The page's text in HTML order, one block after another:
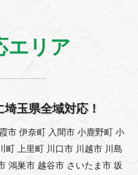
エリア
玉県全域対応！
市 伊奈町 入間市 小鹿野町 小
町 上里町 川口市 川越市 川島
鴻巣市 越谷市 さいたま市 坂